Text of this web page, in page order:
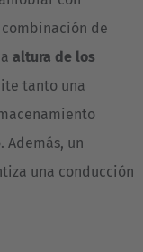
de
altura de los
tanto una
Además, un
una conducción